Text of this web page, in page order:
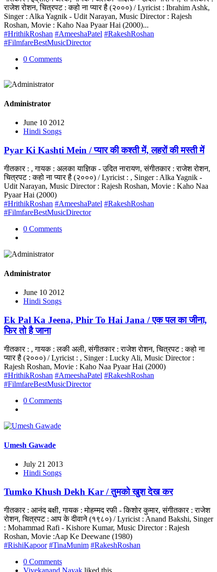
राजेश रोशन, चित्रपट : कहो ना प्यार है (२०००) / Lyricist : Ibrahim Ashk,
Singer : Alka Yagnik - Udit Narayan, Music Director : Rajesh
Roshan, Movie : Kaho Naa Pyaar Hai (2000)...
#HrithikRoshan #AmeeshaPatel #RakeshRoshan
#FilmfareBestMusicDirector
0 Comments
Administrator
June 10 2012
Hindi Songs
Pyar Ki Kashti Mein / प्यार की कश्ती में, लहरों की मस्ती में
गीतकार : , गायक : अलका याज्ञिक - उदित नारायण, संगीतकार : राजेश रोशन,
चित्रपट : कहो ना प्यार है (२०००) / Lyricist : , Singer : Alka Yagnik -
Udit Narayan, Music Director : Rajesh Roshan, Movie : Kaho Naa
Pyaar Hai (2000)
#HrithikRoshan #AmeeshaPatel #RakeshRoshan
#FilmfareBestMusicDirector
0 Comments
Administrator
June 10 2012
Hindi Songs
Ek Pal Ka Jeena, Phir To Hai Jana / एक पल का जीना,
फिर तो है जाना
गीतकार : , गायक : लकी अली, संगीतकार : राजेश रोशन, चित्रपट : कहो ना
प्यार है (२०००) / Lyricist : , Singer : Lucky Ali, Music Director :
Rajesh Roshan, Movie : Kaho Naa Pyaar Hai (2000)
#HrithikRoshan #AmeeshaPatel #RakeshRoshan
#FilmfareBestMusicDirector
0 Comments
Umesh Gawade
July 21 2013
Hindi Songs
Tumko Khush Dekh Kar / तुमको खुश देख कर
गीतकार : आनंद बक्षी, गायक : मोहम्मद रफी - किशोर कुमार, संगीतकार : राजेश
रोशन, चित्रपट : आप के दीवाने (१९८०) / Lyricist : Anand Bakshi, Singer
: Mohammad Rafi - Kishore Kumar, Music Director : Rajesh
Roshan, Movie :Aap Ke Deewane (1980)
#RishiKapoor #TinaMunim #RakeshRoshan
0 Comments